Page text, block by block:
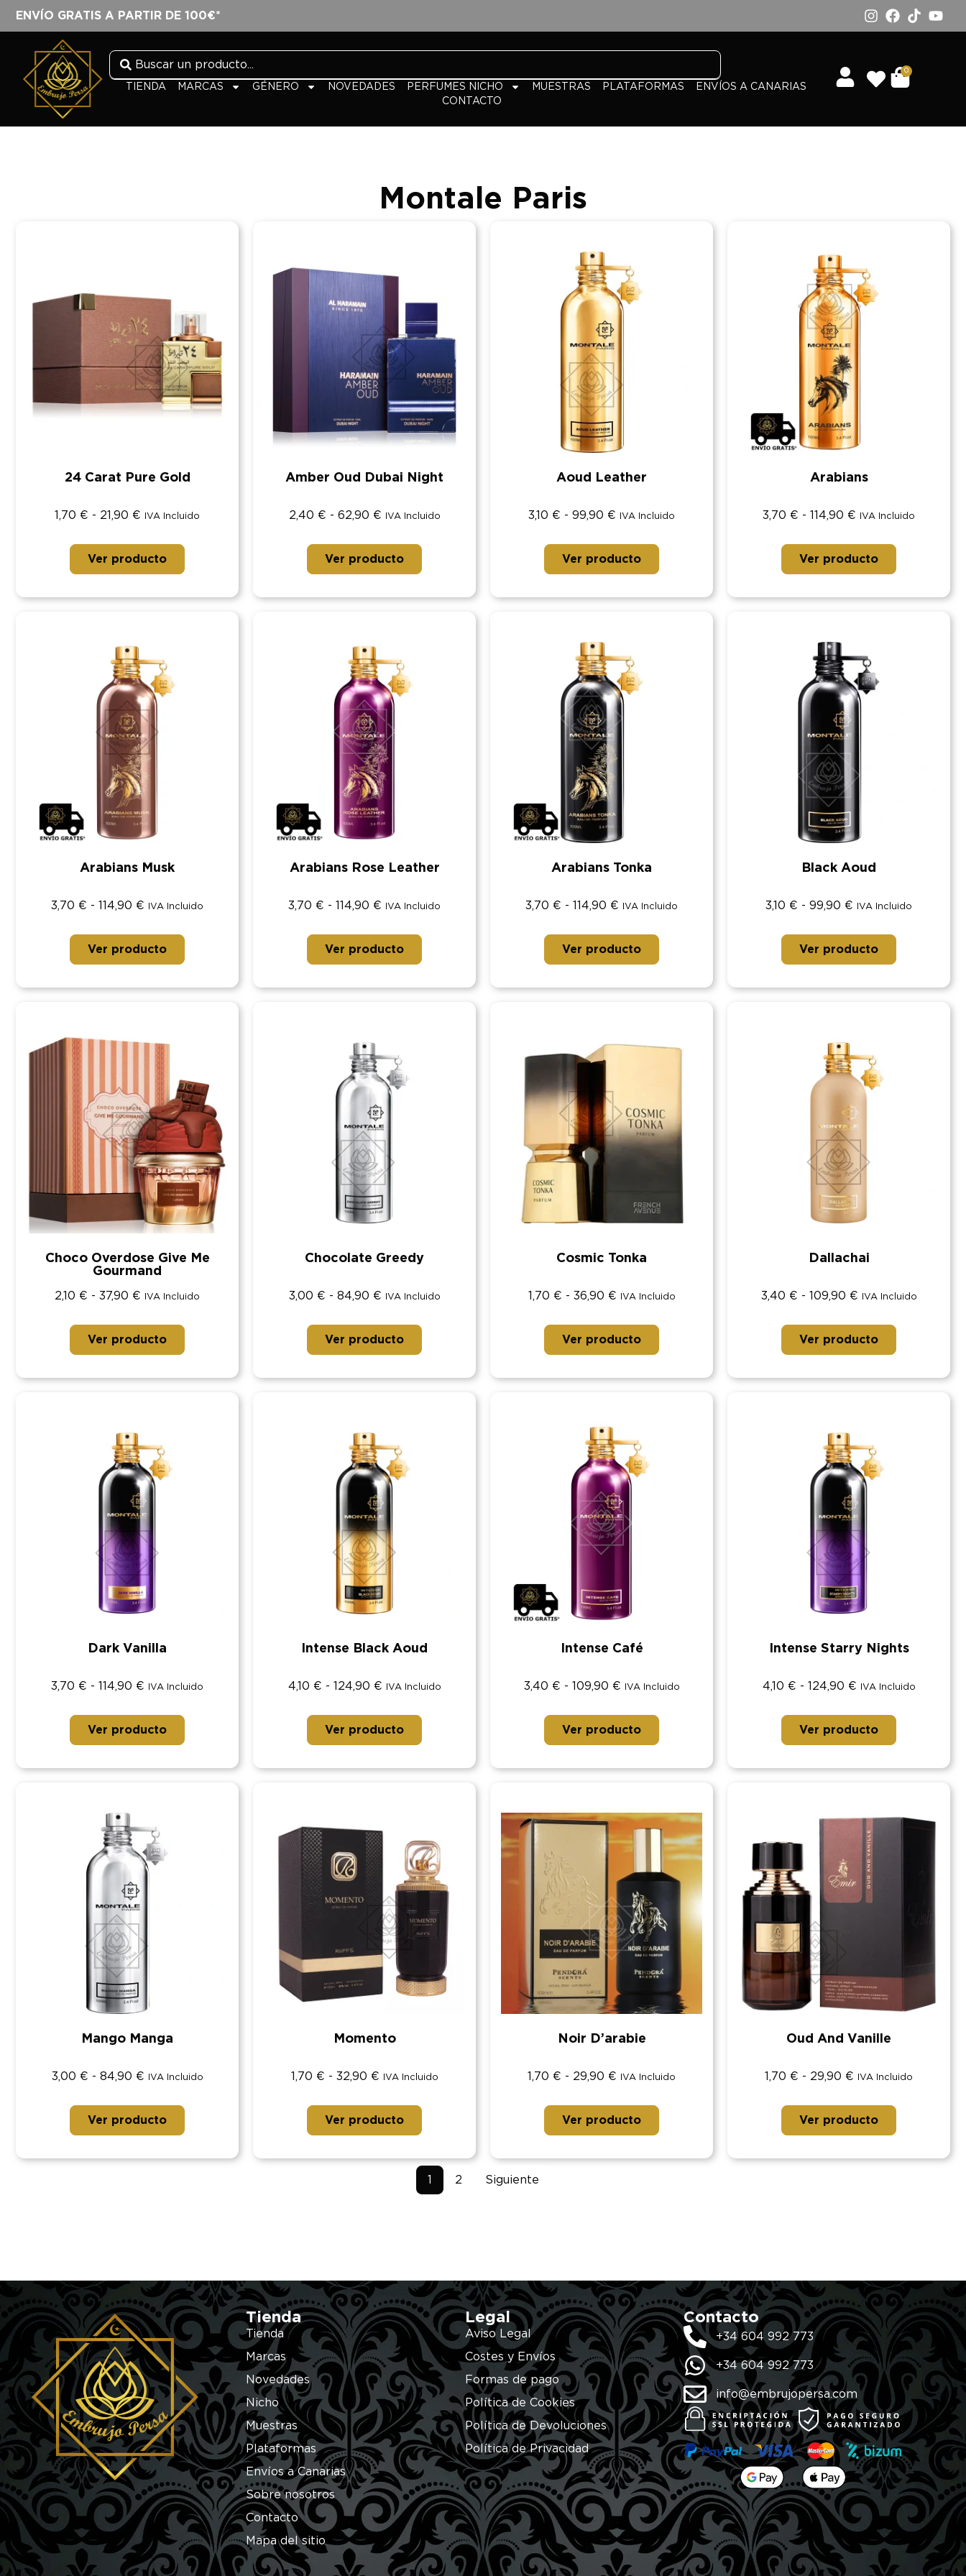
ENVÍO GRATIS A PARTIR DE 100€*
TIENDA MARCAS GÉNERO NOVEDADES PERFUMES NICHO MUESTRAS PLATAFORMAS
ENVÍOS A CANARIAS
CONTACTO
0
Montale Paris
24 Carat Pure Gold
1,70 € - 21,90 € IVA Incluido
Ver producto
Amber Oud Dubai Night
2,40 € - 62,90 € IVA Incluido
Ver producto
Aoud Leather
3,10 € - 99,90 € IVA Incluido
Ver producto
Arabians
3,70 € - 114,90 € IVA Incluido
Ver producto
Arabians Musk
3,70 € - 114,90 € IVA Incluido
Ver producto
Arabians Rose Leather
3,70 € - 114,90 € IVA Incluido
Ver producto
Arabians Tonka
3,70 € - 114,90 € IVA Incluido
Ver producto
Black Aoud
3,10 € - 99,90 € IVA Incluido
Ver producto
Choco Overdose Give Me
Gourmand
2,10 € - 37,90 € IVA Incluido
Ver producto
Chocolate Greedy
3,00 € - 84,90 € IVA Incluido
Ver producto
Cosmic Tonka
1,70 € - 36,90 € IVA Incluido
Ver producto
Dallachai
3,40 € - 109,90 € IVA Incluido
Ver producto
Dark Vanilla
3,70 € - 114,90 € IVA Incluido
Ver producto
Intense Black Aoud
4,10 € - 124,90 € IVA Incluido
Ver producto
Intense Café
3,40 € - 109,90 € IVA Incluido
Ver producto
Intense Starry Nights
4,10 € - 124,90 € IVA Incluido
Ver producto
Mango Manga
3,00 € - 84,90 € IVA Incluido
Ver producto
Momento
1,70 € - 32,90 € IVA Incluido
Ver producto
Noir D’arabie
1,70 € - 29,90 € IVA Incluido
Ver producto
Oud And Vanille
1,70 € - 29,90 € IVA Incluido
Ver producto
1 2 Siguiente
Tienda
Tienda
Marcas
Novedades
Nicho
Muestras
Plataformas
Envíos a Canarias
Sobre nosotros
Contacto
Mapa del sitio
Legal
Aviso Legal
Costes y Envíos
Formas de pago
Política de Cookies
Política de Devoluciones
Política de Privacidad
Contacto
+34 604 992 773
+34 604 992 773
info@embrujopersa.com